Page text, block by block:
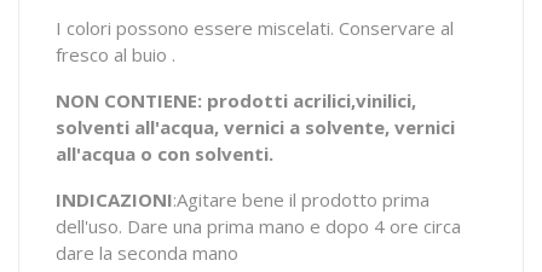
I colori possono essere miscelati. Conservare al
fresco al buio .
NON CONTIENE: prodotti acrilici,vinilici,
solventi all'acqua, vernici a solvente, vernici
all'acqua o con solventi.
INDICAZIONI:Agitare bene il prodotto prima
dell'uso. Dare una prima mano e dopo 4 ore circa
dare la seconda mano